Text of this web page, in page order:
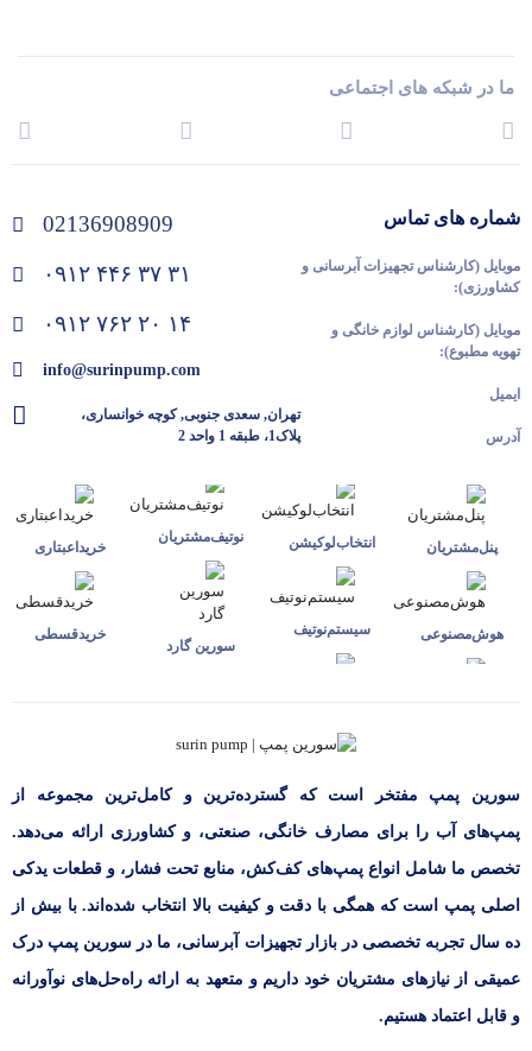
ما در شبکه های اجتماعی
شماره های تماس
موبایل (کارشناس تجهیزات آبرسانی و
کشاورزی):
موبایل (کارشناس لوازم خانگی و
تهویه مطبوع):
ایمیل
آدرس
02136908909
۰۹۱۲ ۴۴۶ ۳۷ ۳۱
۰۹۱۲ ۷۶۲ ۲۰ ۱۴
info@surinpump.com
تهران, سعدی جنوبی, کوچه خوانساری،
پلاک1، طبقه 1 واحد 2
پنل‌مشتریان
هوش‌مصنوعی
انتخاب‌لوکیشن
سیستم‌نوتیف
نوتیف‌مشتریان
سورین گارد
خرید‌اعبتاری
خرید‌قسطی
سورین پمپ مفتخر است که گسترده‌ترین و کامل‌ترین مجموعه از
پمپ‌های آب را برای مصارف خانگی، صنعتی، و کشاورزی ارائه می‌دهد.
تخصص ما شامل انواع پمپ‌های کف‌کش، منابع تحت فشار، و قطعات یدکی
اصلی پمپ است که همگی با دقت و کیفیت بالا انتخاب شده‌اند. با بیش از
ده سال تجربه تخصصی در بازار تجهیزات آبرسانی، ما در سورین پمپ درک
عمیقی از نیازهای مشتریان خود داریم و متعهد به ارائه راه‌حل‌های نوآورانه
و قابل اعتماد هستیم.